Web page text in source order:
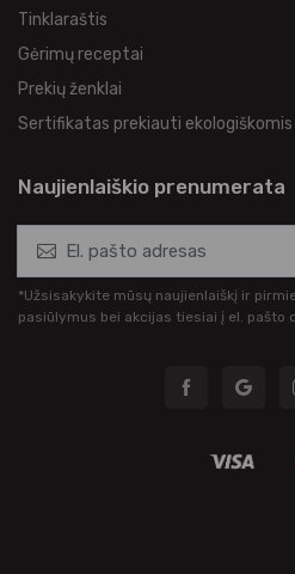
Tinklaraštis
Gėrimų receptai
Prekių ženklai
Sertifikatas prekiauti ekologiškomis
Naujienlaiškio prenumerata
*Užsisakykite mūsų naujienlaiškį ir
pasiūlymus bei akcijas tiesiai į el. pašto